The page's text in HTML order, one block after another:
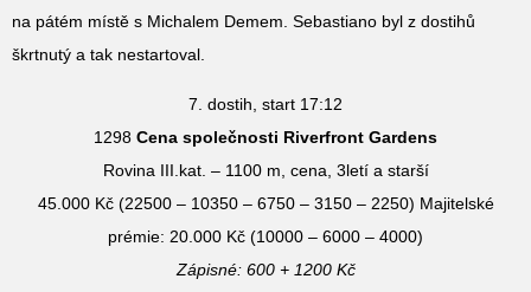
na pátém místě s Michalem Demem. Sebastiano byl z dostihů
škrtnutý a tak nestartoval.
7. dostih, start 17:12
1298 Cena společnosti Riverfront Gardens
Rovina III.kat. – 1100 m, cena, 3letí a starší
45.000 Kč (22500 – 10350 – 6750 – 3150 – 2250) Majitelské
prémie: 20.000 Kč (10000 – 6000 – 4000)
Zápisné: 600 + 1200 Kč